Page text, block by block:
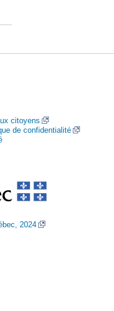
citoyens
de confidentialité
2024